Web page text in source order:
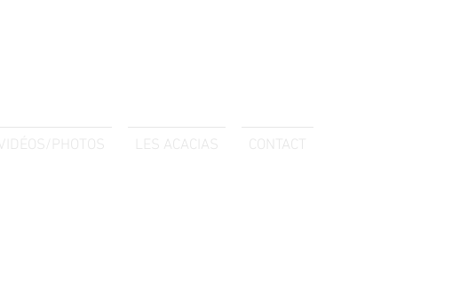
VIDÉOS/PHOTOS LES ACACIAS CONTACT